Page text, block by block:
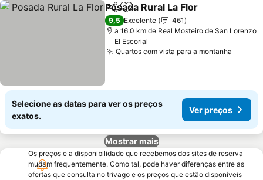
PartilharAdicionar aos favoritos
Posada Rural La Flor
9,5 Excelente
461
a 16.0 km de Real Mosteiro de San Lorenzo
El Escorial
Quartos com vista para a montanha
Selecione as datas para ver os preços
exatos.
Ver preços
Mostrar mais
Os preços e a disponibilidade que recebemos dos sites de reserva
mudam frequentemente. Como tal, pode haver diferenças entre as
ofertas que consulta no trivago e os preços que estão disponíveis